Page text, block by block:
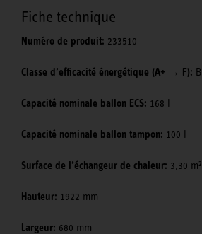
Fiche technique
Numéro de produit: 233510
Classe d’efficacité énergétique (A+ → F): B
Capacité nominale ballon ECS: 168 l
Capacité nominale ballon tampon: 100 l
Surface de l’échangeur de chaleur: 3,30 m²
Hauteur: 1922 mm
Largeur: 680 mm